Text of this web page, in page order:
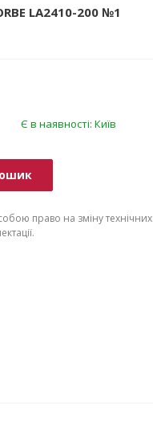
LА2410-200 №1
Є в наявності: Київ
право на зміну технічних